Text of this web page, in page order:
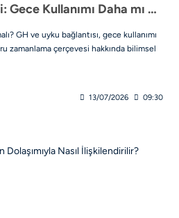
Arjinin Uykuya Etkisi: Gece Kullanımı Daha mı Etkili? Bilimsel Bakış
GH ve uyku bağlantısı, gece kullanımı
zamanlama çerçevesi hakkında bilimsel
13/07/2026 09:30